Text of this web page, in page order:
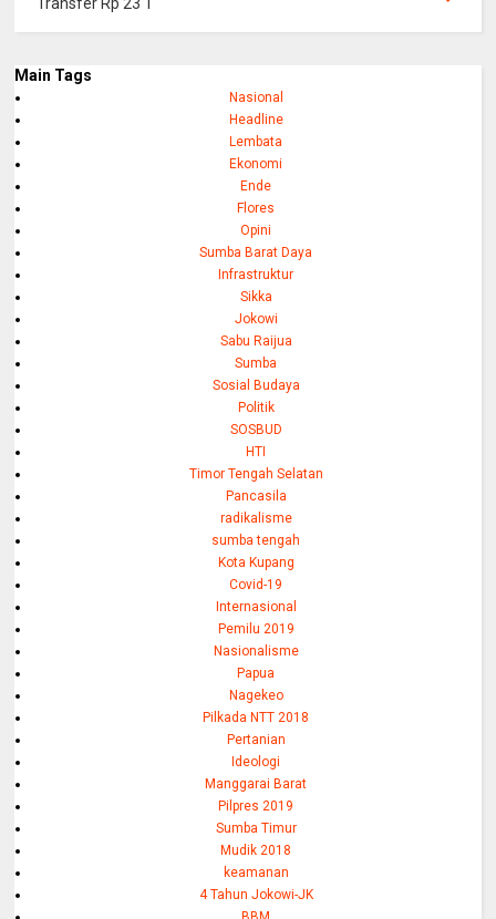
Main Tags
Nasional
Headline
Lembata
Ekonomi
Ende
Flores
Opini
Sumba Barat Daya
Infrastruktur
Sikka
Jokowi
Sabu Raijua
Sumba
Sosial Budaya
Politik
SOSBUD
HTI
Timor Tengah Selatan
Pancasila
radikalisme
sumba tengah
Kota Kupang
Covid-19
Internasional
Pemilu 2019
Nasionalisme
Papua
Nagekeo
Pilkada NTT 2018
Pertanian
Ideologi
Manggarai Barat
Pilpres 2019
Sumba Timur
Mudik 2018
keamanan
4 Tahun Jokowi-JK